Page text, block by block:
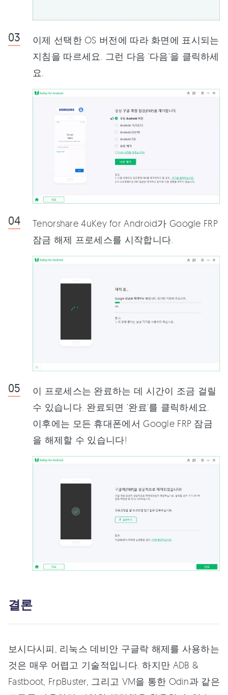
이제 선택한 OS 버전에 따라 화면에 표시되는
지침을 따르세요. 그런 다음 '다음'을 클릭하세
요.
Tenorshare 4uKey for Android가 Google FRP
잠금 해제 프로세스를 시작합니다.
이 프로세스는 완료하는 데 시간이 조금 걸릴
수 있습니다. 완료되면 '완료'를 클릭하세요.
이후에는 모든 휴대폰에서 Google FRP 잠금
을 해제할 수 있습니다!
결론
보시다시피, 리눅스 데비안 구글락 해제를 사용하는
것은 매우 어렵고 기술적입니다. 하지만 ADB &
Fastboot, FrpBuster, 그리고 VM을 통한 Odin과 같은